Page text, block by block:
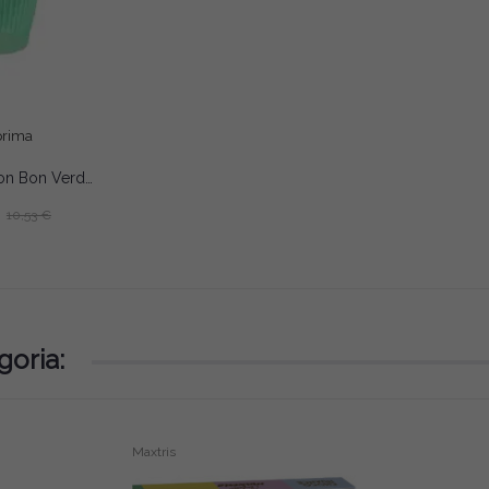
10,53 €
Maxtris